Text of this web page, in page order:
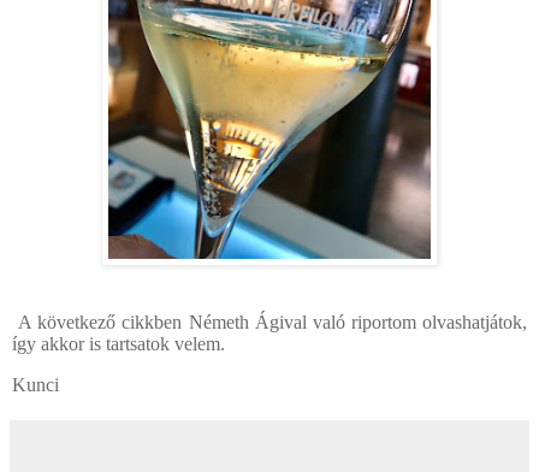
A következő cikkben Németh Ágival való riportom olvashatjátok,
így akkor is tartsatok velem.
Kunci